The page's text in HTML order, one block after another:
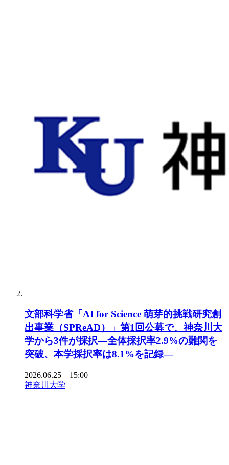
文部科学省「AI for Science 萌芽的挑戦研究創
出事業（SPReAD）」第1回公募で、神奈川大
学から3件が採択―全体採択率2.9%の難関を
突破、本学採択率は8.1%を記録―
2026.06.25 15:00
神奈川大学